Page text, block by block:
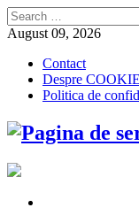
Search
for:
August 09, 2026
Contact
Despre
Politica de